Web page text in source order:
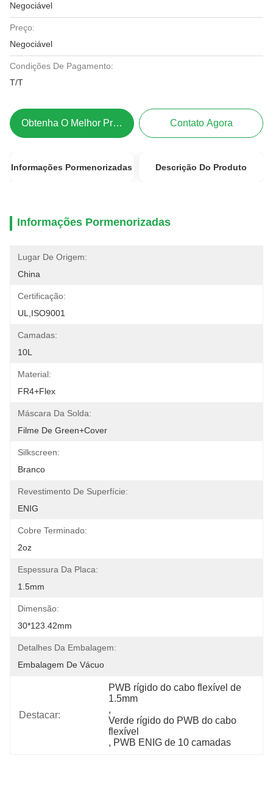
Negociável
Preço:
Negociável
Condições De Pagamento:
T/T
Obtenha O Melhor Preço Contato Agora
Informações Pormenorizadas Descrição Do Produto
Informações Pormenorizadas
Lugar De Origem:
China
Certificação:
UL,ISO9001
Camadas:
10L
Material:
FR4+Flex
Máscara Da Solda:
Filme De Green+Cover
Silkscreen:
Branco
Revestimento De Superfície:
ENIG
Cobre Terminado:
2oz
Espessura Da Placa:
1.5mm
Dimensão:
30*123.42mm
Detalhes Da Embalagem:
Embalagem De Vácuo
Destacar:
PWB rígido do cabo flexível de
1.5mm
,
Verde rígido do PWB do cabo
flexível
, PWB ENIG de 10 camadas